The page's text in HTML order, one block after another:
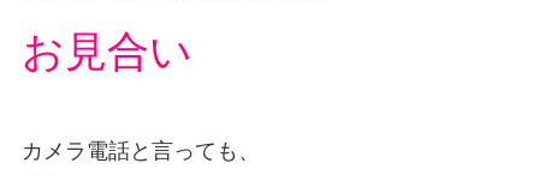
お見合い
カメラ電話と言っても、